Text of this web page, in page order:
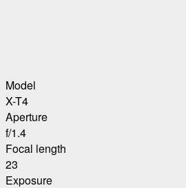
Model
X-T4
Aperture
f/1.4
Focal length
23
Exposure